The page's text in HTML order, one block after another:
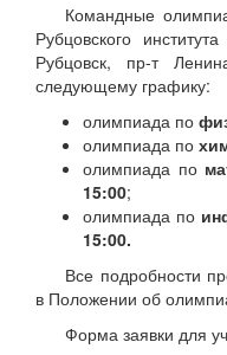
Командные
Рубцовского
Рубцовск, пр-т
следующему графику:
олимпиада по
олимпиада по
олимпиада по
15:00;
олимпиада по
15:00.
Все подробности
в Положении об
Форма заявки для